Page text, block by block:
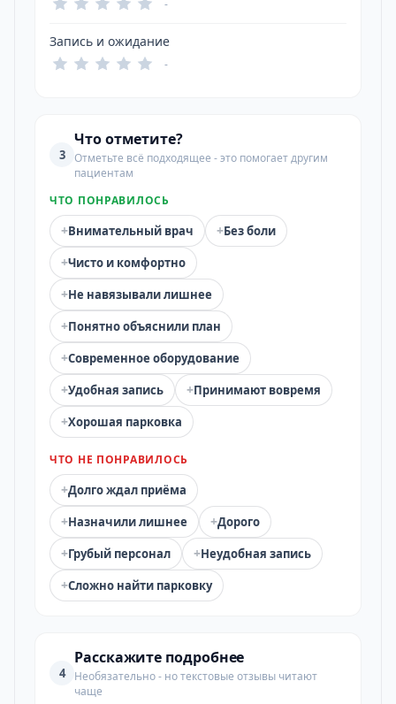
-
Запись и ожидание
-
3
Что отметите?
Отметьте всё подходящее - это помогает другим
пациентам
ЧТО ПОНРАВИЛОСЬ
+Внимательный врач +Без боли
+Чисто и комфортно
+Не навязывали лишнее
+Понятно объяснили план
+Современное оборудование
+Удобная запись +Принимают вовремя
+Хорошая парковка
ЧТО НЕ ПОНРАВИЛОСЬ
+Долго ждал приёма
+Назначили лишнее +Дорого
+Грубый персонал +Неудобная запись
+Сложно найти парковку
4
Расскажите подробнее
Необязательно - но текстовые отзывы читают
чаще